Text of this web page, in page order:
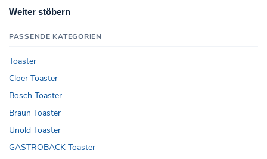
Weiter stöbern
PASSENDE KATEGORIEN
Toaster
Cloer Toaster
Bosch Toaster
Braun Toaster
Unold Toaster
GASTROBACK Toaster